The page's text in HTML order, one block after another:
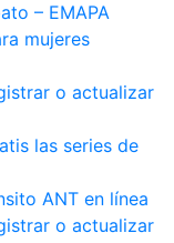
– EMAPA
mujeres
o actualizar
las series de
ANT en línea
o actualizar